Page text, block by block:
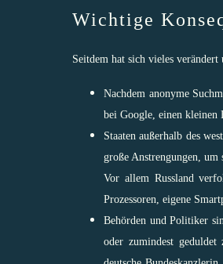
Wichtige
Seitdem hat sich vieles
Nachdem anonyme
bei Google, einen kleinen
Staaten außerhalb des
große Anstrengungen,
Vor allem Russland
Prozessoren eigene
Behörden und Politiker
oder zumindest